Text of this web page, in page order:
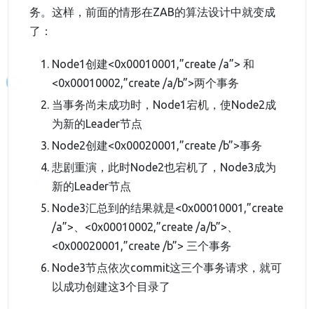
务。这样，前面的情形在ZAB的算法设计中就变成
了：
Node1创建<0x00010001,”create /a”> 和
<0x00010002,”create /a/b”>两个事务
当事务尚未成功时，Node1宕机，使Node2成
为新的Leader节点
Node2创建<0x00020001,”create /b”>事务
悲剧重演，此时Node2也宕机了，Node3成为
新的Leader节点
Node3汇总到的结果就是<0x00010001,”create
/a”>、<0x00010002,”create /a/b”>、
<0x00020001,”create /b”> 三个事务
Node3节点依次commit这三个事务请求，就可
以成功创建这3个目录了